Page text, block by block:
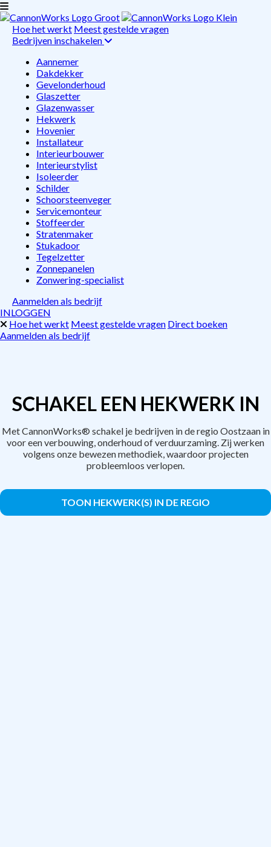
Hoe het werkt Meest gestelde vragen
Bedrijven inschakelen
Aannemer
Dakdekker
Gevelonderhoud
Glaszetter
Glazenwasser
Hekwerk
Hovenier
Installateur
Interieurbouwer
Interieurstylist
Isoleerder
Schilder
Schoorsteenveger
Servicemonteur
Stoffeerder
Stratenmaker
Stukadoor
Tegelzetter
Zonnepanelen
Zonwering-specialist
Aanmelden als bedrijf
INLOGGEN
Hoe het werkt Meest gestelde vragen Direct boeken
Aanmelden als bedrijf
SCHAKEL EEN HEKWERK IN
Met CannonWorks® schakel je bedrijven in de regio Oostzaan in
voor een verbouwing, onderhoud of verduurzaming. Zij werken
volgens onze bewezen methodiek, waardoor projecten
probleemloos verlopen.
TOON HEKWERK(S) IN DE REGIO